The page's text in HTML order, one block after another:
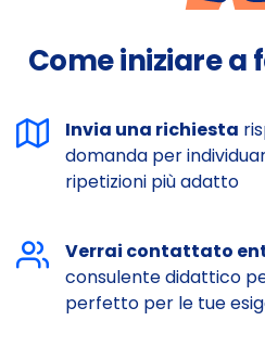
Come iniziare a
Invia una richiesta
domanda per
ripetizioni più adatto
Verrai contattato
consulente didattico
perfetto per le tue